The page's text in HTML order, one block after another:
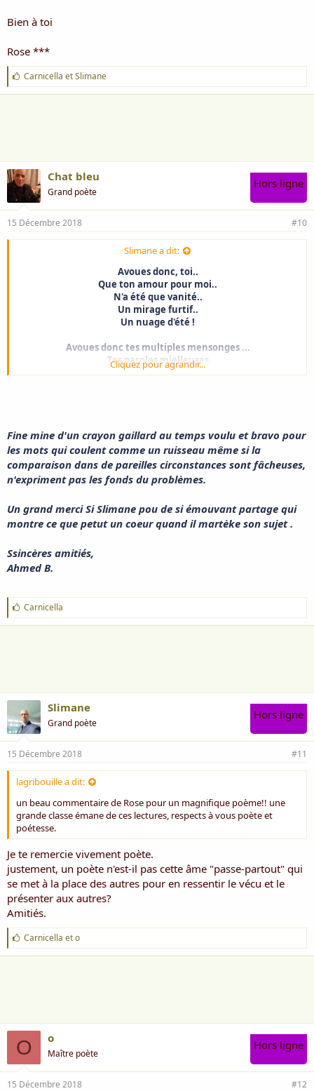
Bien à toi
Rose ***
J
'
a
Carnicella etSlimane
Chat bleu
Grand poète
Hors ligne
15 Décembre 2018 #10
Slimane a dit:
Avoues donc, toi..
Que ton amour pour moi..
N'a été que vanité..
Un mirage furtif..
Un nuage d'été !
Avoues donc tes multiples mensonges ...
Tes paroles mielleuses
Tes promesses trompeuses
J’effacerai ton nom !
Je brûlerai tes messages ..
J’oublierai ton visage..
Et si tu un jour...tu revenais
Je te dirai non !
(Ecrit il y a 5 ans)
Cliquez pour agrandir...
Fine mine d'un crayon gaillard au temps voulu et bravo pour
les mots qui coulent comme un ruisseau même si la
comparaison dans de pareilles circonstances sont fâcheuses,
n'expriment pas les fonds du problèmes.
Un grand merci Si Slimane pou de si émouvant partage qui
montre ce que petut un coeur quand il martèke son sujet .
Ssincères amitiés,
Ahmed B.
J
'
a
Carnicella
Slimane
Grand poète
Hors ligne
15 Décembre 2018 #11
lagribouille a dit:
un beau commentaire de Rose pour un magnifique poème!! une
grande classe émane de ces lectures, respects à vous poète et
poétesse.
Je te remercie vivement poète.
justement, un poète n'est-il pas cette âme "passe-partout" qui
se met à la place des autres pour en ressentir le vécu et le
présenter aux autres?
Amitiés.
J
'
a
Carnicella eto
O o
Maître poète
Hors ligne
15 Décembre 2018 #12